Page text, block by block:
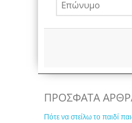
ΠΡΟΣΦΑΤΑ
Πότε να στείλω το παιδί